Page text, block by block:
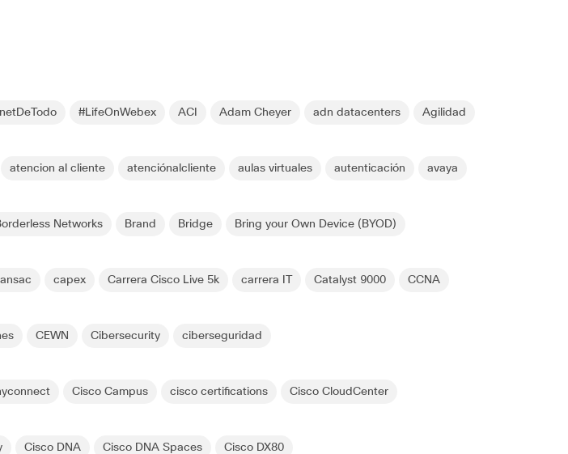
#LifeOnWebex ACI Adam Cheyer adn datacenters Agilidad
atencion al cliente atenciónalcliente aulas virtuales autenticación avaya
Networks Brand Bridge Bring your Own Device (BYOD)
capex Carrera Cisco Live 5k carrera IT Catalyst 9000 CCNA
CEWN Cibersecurity ciberseguridad
Cisco Campus cisco certifications Cisco CloudCenter
Cisco DNA Cisco DNA Spaces Cisco DX80